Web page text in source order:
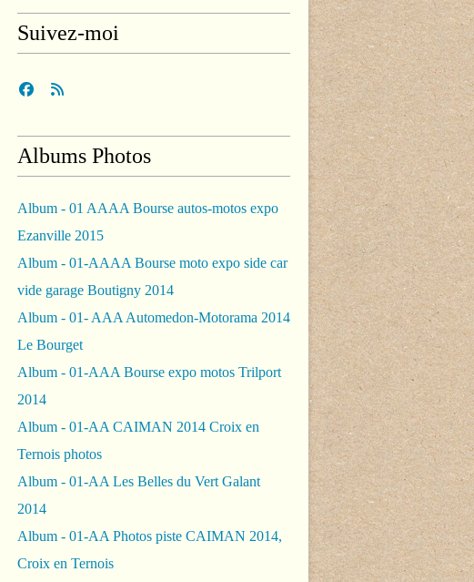
Suivez-moi
Albums Photos
Album - 01 AAAA Bourse autos-motos expo
Ezanville 2015
Album - 01-AAAA Bourse moto expo side car
vide garage Boutigny 2014
Album - 01- AAA Automedon-Motorama 2014
Le Bourget
Album - 01-AAA Bourse expo motos Trilport
2014
Album - 01-AA CAIMAN 2014 Croix en
Ternois photos
Album - 01-AA Les Belles du Vert Galant
2014
Album - 01-AA Photos piste CAIMAN 2014,
Croix en Ternois